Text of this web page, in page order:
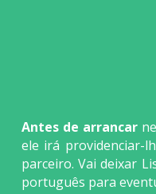
Antes de arrancar
ele irá providenciar-
parceiro. Vai deixar
português para